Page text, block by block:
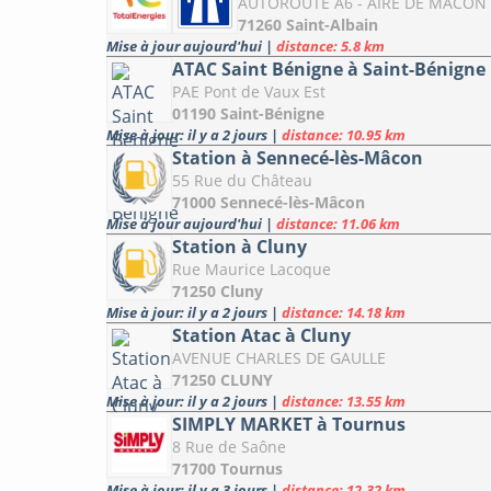
71260 Saint-Albain
Mise à jour aujourd'hui | distance: 5.8 km
ATAC Saint Bénigne à Saint-Bénigne
PAE Pont de Vaux Est
01190 Saint-Bénigne
Mise à jour: il y a 2 jours | distance: 10.95 km
Station à Sennecé-lès-Mâcon
55 Rue du Château
71000 Sennecé-lès-Mâcon
Mise à jour aujourd'hui | distance: 11.06 km
Station à Cluny
Rue Maurice Lacoque
71250 Cluny
Mise à jour: il y a 2 jours | distance: 14.18 km
Station Atac à Cluny
AVENUE CHARLES DE GAULLE
71250 CLUNY
Mise à jour: il y a 2 jours | distance: 13.55 km
SIMPLY MARKET à Tournus
8 Rue de Saône
71700 Tournus